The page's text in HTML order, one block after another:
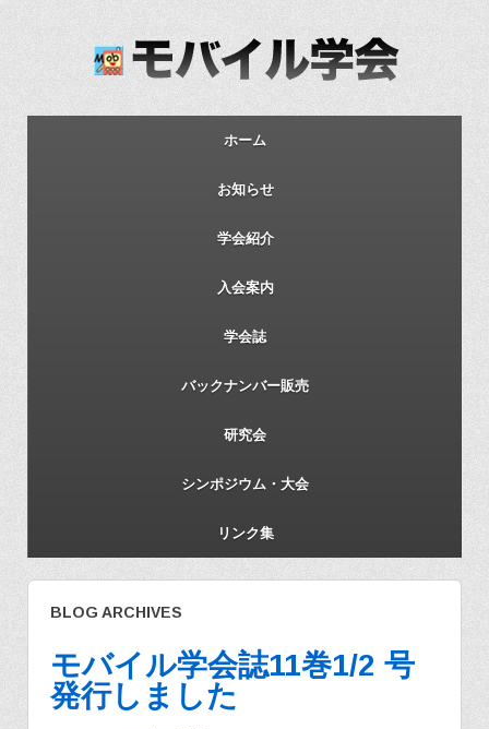
ホーム
お知らせ
学会紹介
入会案内
学会誌
バックナンバー販売
研究会
シンポジウム・大会
リンク集
BLOG ARCHIVES
モバイル学会誌11巻1/2 号
発行しました